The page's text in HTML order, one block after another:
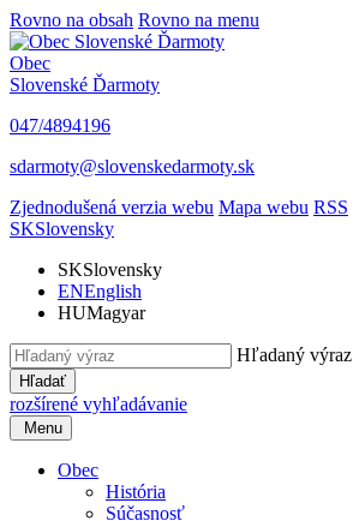
Rovno na obsah Rovno na menu
Obec
Slovenské Ďarmoty
047/4894196
sdarmoty@slovenskedarmoty.sk
Zjednodušená verzia webu Mapa webu RSS
SKSlovensky
SKSlovensky
ENEnglish
HUMagyar
Hľadaný výraz
Hľadať
rozšírené vyhľadávanie
Menu
Obec
História
Súčasnosť